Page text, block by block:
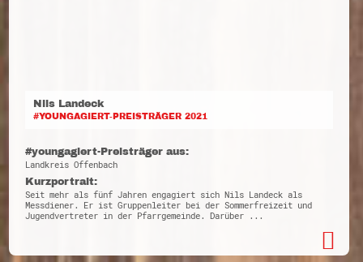
Nils Landeck
#YOUNGAGIERT-PREISTRÄGER 2021
#youngagiert-Preisträger aus:
Landkreis Offenbach
Kurzportrait:
Seit mehr als fünf Jahren engagiert sich Nils Landeck als
Messdiener. Er ist Gruppenleiter bei der Sommerfreizeit und
Jugendvertreter in der Pfarrgemeinde. Darüber ...